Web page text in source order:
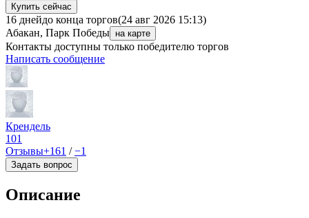
Купить сейчас
16 днейдо конца торгов(24 авг 2026 15:13)
Абакан, Парк Победы на карте
Контакты доступны только победителю торгов
Написать сообщение
Крендель
101
Отзывы+161 /−1
Задать вопрос
Описание